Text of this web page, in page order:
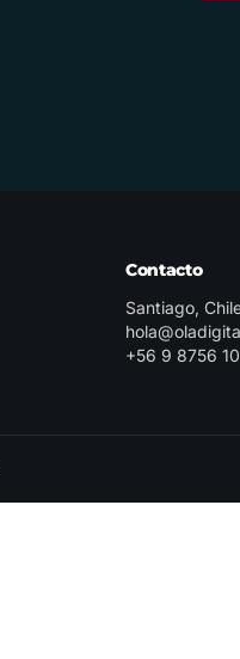
Contacto
Santiago,
+56 9 8756